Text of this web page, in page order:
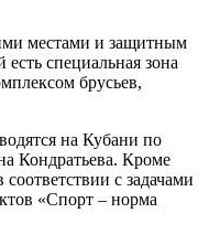
местами и защитным
специальная зона
брусьев,
на Кубани по
Кондратьева. Кроме
с задачами
«Спорт – норма